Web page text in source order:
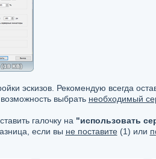
эскизов. Рекомендую всегда
выбрать необходимый
галочку на "использовать
если вы не поставите(1) или